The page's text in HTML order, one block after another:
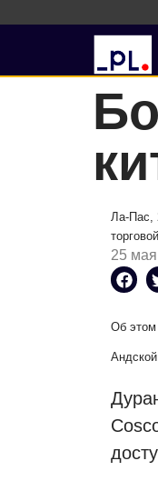
Ла-Пас,
25
Об этом